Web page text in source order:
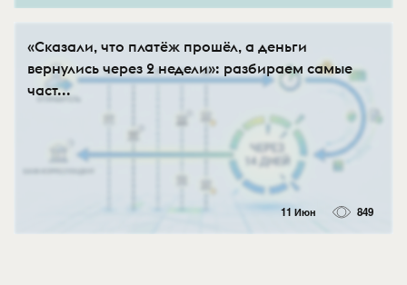
«Сказали, что платёж прошёл, а деньги
вернулись через 2 недели»: разбираем самые
част...
11 Июн 849